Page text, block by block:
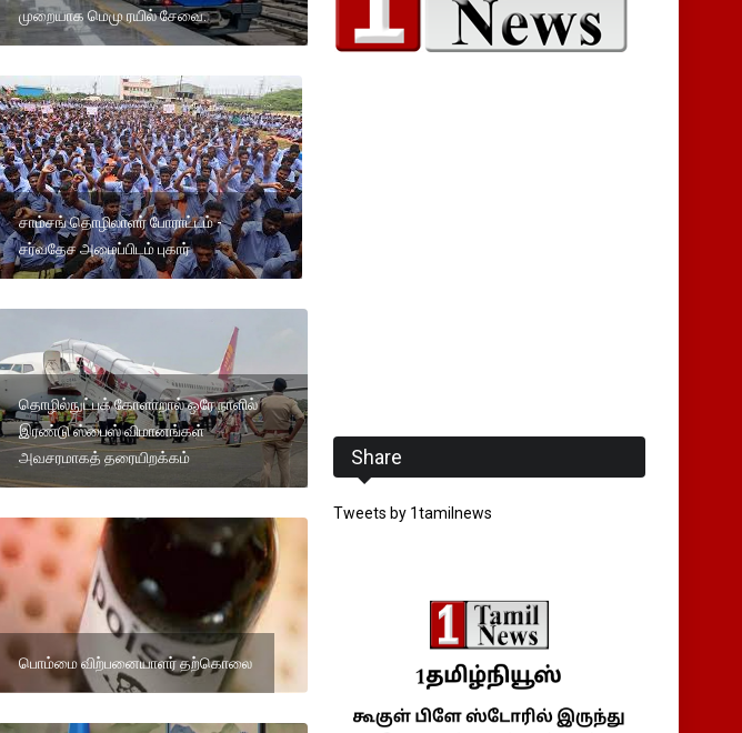
முறையாக மெமு ரயில் சேவை.
சாம்சங் தொழிலாளர் போராட்டம் -
சர்வதேச அமைப்பிடம் புகார்
தொழில்நுட்பக் கோளாறால் ஒரே நாளில்
இரண்டு ஸ்பைஸ் விமானங்கள்
அவசரமாகத் தரையிறக்கம்
பொம்மை விற்பனையாளர் தற்கொலை
Share
Tweets by 1tamilnews